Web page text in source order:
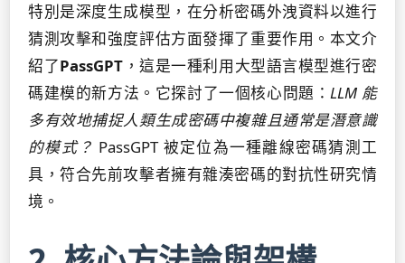
特別是深度生成模型，在分析密碼外洩資料以進行
猜測攻擊和強度評估方面發揮了重要作用。本文介
紹了PassGPT ，這是一種利用大型語言模型進行密
碼建模的新方法。它探討了一個核心問題：LLM 能
多有效地捕捉人類生成密碼中複雜且通常是潛意識
的模式？ PassGPT 被定位為一種離線密碼猜測工
具，符合先前攻擊者擁有雜湊密碼的對抗性研究情
境。